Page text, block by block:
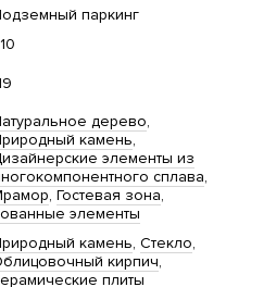
паркинг
дерево
камень
элементы из
сплава
Гостевая зона
элементы
камень Стекло
кирпич
плиты